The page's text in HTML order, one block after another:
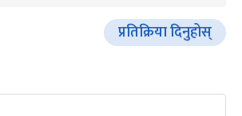
प्रतिक्रिया दिनुहोस्